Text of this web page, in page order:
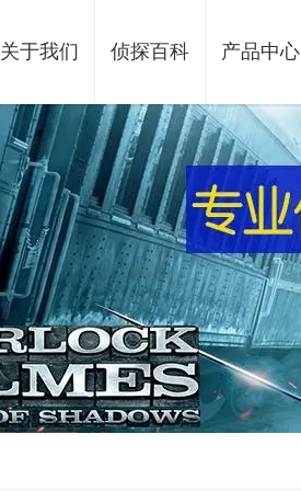
关于我们 侦探百科 产品中心